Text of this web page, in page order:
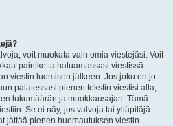
voit muokata vain omia viestejäsi. Voit
painiketta haluamassasi viestissä.
viestin luomisen jälkeen. Jos joku on jo
palatessasi pienen tekstin viestisi alla,
lukumäärän ja muokkausajan. Tämä
Se ei näy, jos valvoja tai ylläpitäjä
jättää pienen huomautuksen viestin